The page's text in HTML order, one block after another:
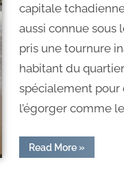
capitale
aussi connue sous
pris une tournure
habitant du
spécialement pour
l’égorger comme
Read More »